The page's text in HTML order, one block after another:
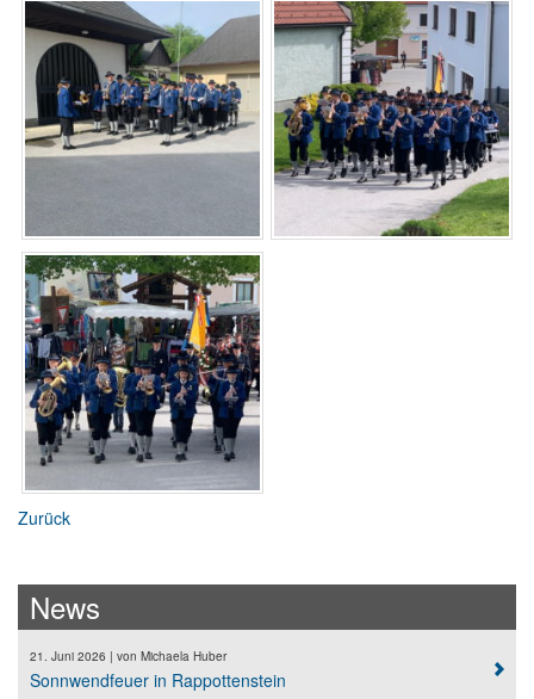
Zurück
News
21. Juni 2026 | von Michaela Huber
Sonnwendfeuer in Rappottenstein